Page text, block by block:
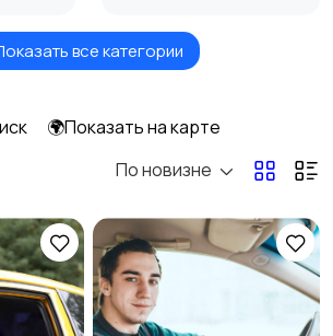
и
Высший менеджмент
энергетика
Издательства и СМИ
все категории
🌍Показать на карте
По новизне